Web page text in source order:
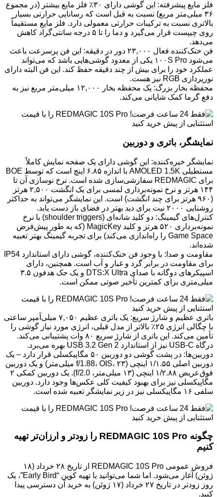
فلز مایع پیشرفته: این گوشی دارای ۳۰٪ فلز مایع بیشتر (در مجموع
۳۶ میلی‌متر مربع) نسبت به قبل است که رسانایی حرارتی بسیار
بالاتری نسبت به ترکیبات حرارتی معمولی دارد. فلز مایع مستقیماً
روی چیپست قرار می‌گیرد و دما را تا ۵ درجه سانتی‌گراد کاهش
می‌دهد.
فن خنک‌کننده فعال ۲۳,۰۰۰ دور در دقیقه: این فن پرسرعت باعث
می‌شود ۱۰۰S Pro یکی از معدود گوشی‌هایی باشد که می‌تواند
عملکرد خود را برای بیش از چند دقیقه حفظ کند. این فن البته دارای
نورپردازی RGB نیز هست.
محفظه بخار بزرگ: یک محفظه بخار ۱۲,۰۰۰ میلی‌متر مربع نیز به
دفع گرما کمک شایانی می‌کند.
نمایشگر، باتری و دوربین
نمایشگر خیره‌کننده: این گوشی دارای یک صفحه نمایش کاملاً
مستطیلی AMOLED 1.5K با اندازه ۶.۸۵ اینچ است که توسط BOE
برای REDMAGIC سفارشی‌سازی شده است. نرخ نوسازی آن تا
۱۴۴ هرتز و نرخ نمونه‌برداری لمسی برای یک انگشت ۲,۵۰۰ هرتز
(۹۶۰ هرتز برای چند انگشت) است. این نمایشگر می‌تواند به حداکثر
روشنایی ۲۰۰۰ نیت برای دید بهتر در فضای باز دست یابد.
کنترل‌های گیمینگ: دو کلید شانه‌ای (shoulder triggers) با نرخ
نمونه‌برداری ۵۲۰ هرتز و کلید MagicKey (که به طور پیش‌فرض
Game Space را راه‌اندازی می‌کند) برای تجربه گیمینگ بهتر تعبیه
شده‌اند.
مقاومت و صدا: با وجود فن خنک‌کننده، گوشی دارای استاندارد IP54
برای مقاومت در برابر گرد و غبار و آب است. همچنین، دارای
اسپیکرهای دوگانه با صدای DTS:X Ultra و یک جک هدفون ۳.۵
میلی‌متری برای کمترین تأخیر صوتی ممکن است.
باتری عظیم و شارژ سریع: یک باتری عظیم ۷,۰۵۰ میلی‌آمپر ساعتی
با چگالی انرژی ۲۵٪ بالاتر از مدل قبلی، انرژی مورد نیاز گوشی را
تأمین می‌کند. این باتری از شارژ سریع ۸۰ وات پشتیبانی می‌کند.
درگاه USB-C نیز از استاندارد USB 3.2 Gen 2 بهره می‌برد.
دوربین‌ها: در پشت گوشی دو دوربین ۵۰ مگاپیکسلی قرار دارد – یک
دوربین اصلی ۱/۱.۵۵ اینچی (f/1.88، OIS، ۲۳ میلی‌متر) و یک دوربین
فوق‌عریض ۱/۲.۸۸ اینچی (۱۳ میلی‌متر، f/2.0). یک دوربین کمکی ۲
مگاپیکسلی نیز برای بهبود کیفیت کلی عکس‌ها وجود دارد. دوربین
سلفی ۱۶ مگاپیکسلی نیز در زیر نمایشگر تعبیه شده است.
چگونه REDMAGIC 10S Pro را زودتر و ارزان‌تر تهیه
کنیم
فروش عمومی REDMAGIC 10S Pro از تاریخ ۲۸ خرداد (۱۸
ژوئن) آغاز می‌شود. اما شما می‌توانید با تهیه کوپن “Early Bird”، یک
روز زودتر در تاریخ ۲۷ خرداد (۱۷ ژوئن) به خرید آن دسترسی پیدا
کنید.